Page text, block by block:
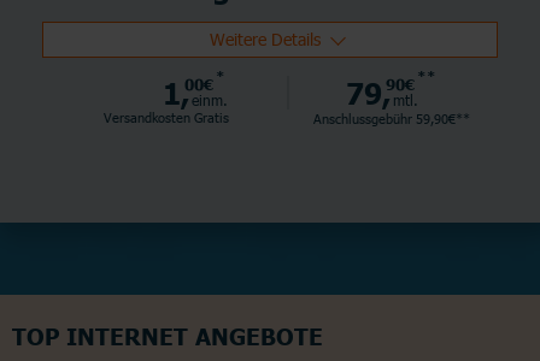
Weitere Details
1,00€ *
einm.
Versandkosten Gratis
79,90€ **
mtl.
Anschlussgebühr 59,90€**
TOP INTERNET ANGEBOTE